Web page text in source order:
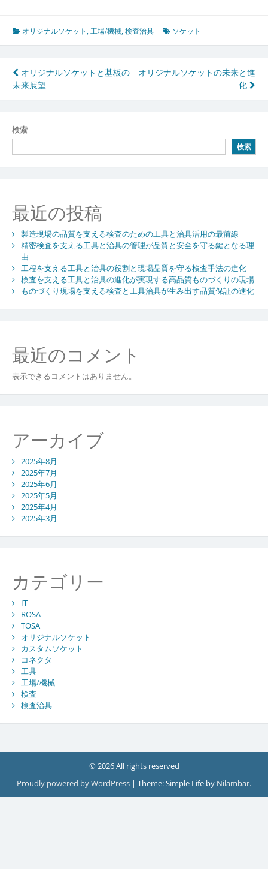
オリジナルソケット ,工場/機械,検査治具 ソケット
投
稿
ビ
ゲ
ー
ョ
ン
オリジナルソケットと基板の
未来展望
オリジナルソケットの未来と進
化
検索
検索
最近の投稿
製造現場の品質を支える検査のための工具と治具活用の最前線
精密検査を支える工具と治具の管理が品質と安全を守る鍵となる理
由
工程を支える工具と治具の役割と現場品質を守る検査手法の進化
検査を支える工具と治具の進化が実現する高品質ものづくりの現場
ものづくり現場を支える検査と工具治具が生み出す品質保証の進化
最近のコメント
表示できるコメントはありません。
アーカイブ
2025年8月
2025年7月
2025年6月
2025年5月
2025年4月
2025年3月
カテゴリー
IT
ROSA
TOSA
オリジナルソケット
カスタムソケット
コネクタ
工具
工場/機械
検査
検査治具
© 2026 All rights reserved
Proudly powered by WordPress | Theme: Simple Life by Nilambar.